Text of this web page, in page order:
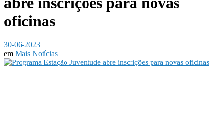
oficinas
30-06-2023
em Mais Notícias